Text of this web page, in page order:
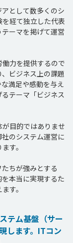
として数多くのシ
経て独立した代表
ーマを掲げて運営
力を提供するので
ビジネス上の課題
満足や感動を与え
テーマ「ビジネス
目的ではありませ
のシステム運営に
す。
ちが強みとする
本当に実現するた
す。
テム基盤（サー
します。ITコン